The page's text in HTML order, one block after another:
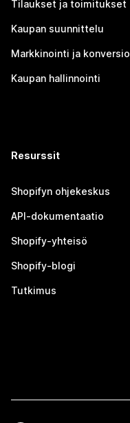
Tilaukset ja toimitukset
Kaupan suunnittelu
Markkinointi ja konversio
Kaupan hallinnointi
Resurssit
Shopifyn ohjekeskus
API-dokumentaatio
Shopify-yhteisö
Shopify-blogi
Tutkimus